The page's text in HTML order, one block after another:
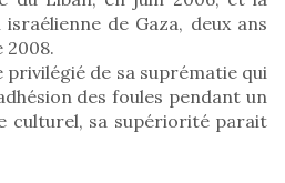
de Gaza, deux ans
2008.
privilégié de sa suprématie qui
des foules pendant un
culturel, sa supériorité parait